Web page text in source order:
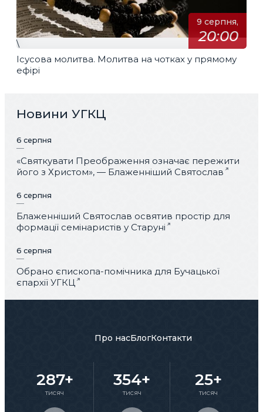
9 серпня,
20:00
\
Ісусова молитва. Молитва на чотках у прямому
ефірі
Новини УГКЦ
6 серпня
«Святкувати Преображення означає пережити
його з Христом», — Блаженніший Святослав
6 серпня
Блаженніший Святослав освятив простір для
формації семінаристів у Старуні
6 серпня
Обрано єпископа-помічника для Бучацької
єпархії УГКЦ
Про насБлогКонтакти
287+
тисяч
354+
тисяч
25+
тисяч